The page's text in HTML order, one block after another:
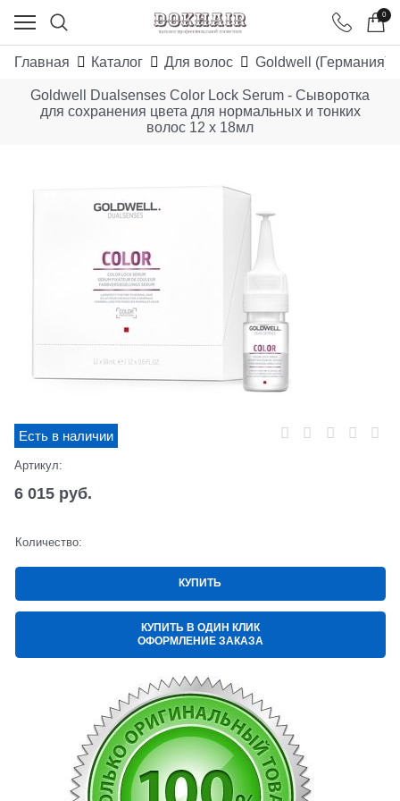
0
Главная Каталог Для волос Goldwell (Германия)
Goldwell Dualsenses Color Lock Serum - Сыворотка
для сохранения цвета для нормальных и тонких
волос 12 х 18мл
Есть в наличии
Артикул:
6 015 руб.
Количество:
КУПИТЬ
КУПИТЬ В ОДИН КЛИК
ОФОРМЛЕНИЕ ЗАКАЗА